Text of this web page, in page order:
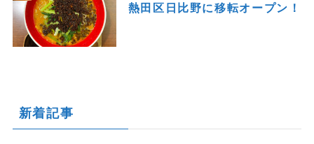
熱田区日比野に移転オープン！
新着記事